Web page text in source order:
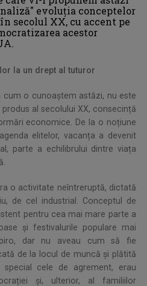
evoluția conceptelor
secolul XX, cu accent pe
acestor
la un drept al tuturor
cum o cunoaștem astăzi, nu este
al secolului XX, consecință
economice. De la o noțiune
elitelor, vacanța a devenit
parte a echilibrului dintre viața
o activitate neîntreruptă, dictată
de cel industrial. Conceptul de
pentru cea mai mare parte a
și festivalurile populare mai
dar nu aveau cum să fie
de la locul de muncă și plătită
special cele de agrement, erau
și, ulterior, al familiilor